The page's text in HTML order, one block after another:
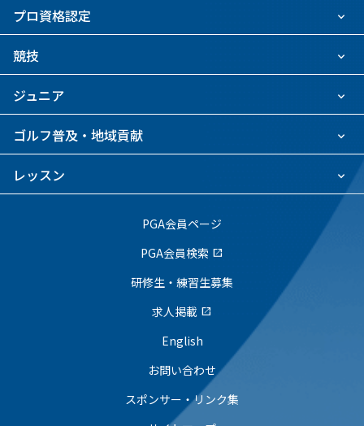
プロ資格認定
競技
ジュニア
ゴルフ普及・地域貢献
レッスン
PGA会員ページ
PGA会員検索 open_in_new
研修生・練習生募集
求人掲載 open_in_new
English
お問い合わせ
スポンサー・リンク集